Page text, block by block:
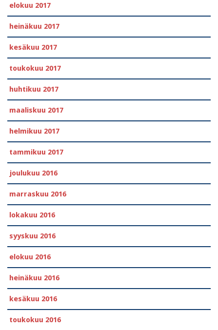
elokuu 2017
heinäkuu 2017
kesäkuu 2017
toukokuu 2017
huhtikuu 2017
maaliskuu 2017
helmikuu 2017
tammikuu 2017
joulukuu 2016
marraskuu 2016
lokakuu 2016
syyskuu 2016
elokuu 2016
heinäkuu 2016
kesäkuu 2016
toukokuu 2016